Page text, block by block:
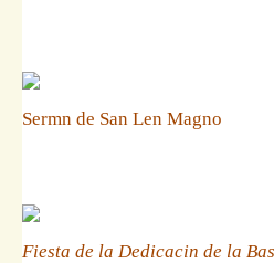
Sermn de San Len Magno
Fiesta de la Dedicacin de la